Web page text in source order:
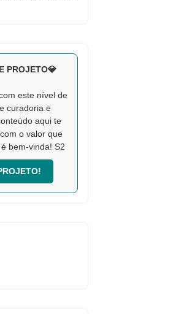
PROJETO💎
este nível de
curadoria e
aqui te
o valor que
bem-vinda! S2